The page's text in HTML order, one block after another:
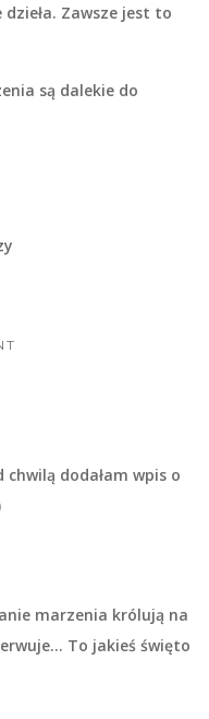
dzieła. Zawsze jest to
są dalekie do
dodałam wpis o
marzenia królują na
To jakieś święto